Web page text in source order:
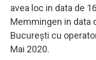
avea loc in data de
Memmingen in data
București cu
Mai 2020.